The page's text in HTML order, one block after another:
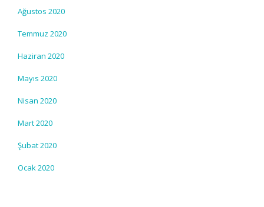
Ağustos 2020
Temmuz 2020
Haziran 2020
Mayıs 2020
Nisan 2020
Mart 2020
Şubat 2020
Ocak 2020